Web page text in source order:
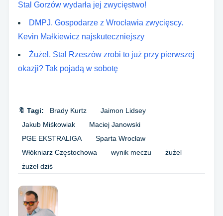
Stal Gorzów wydarła jej zwycięstwo!
DMPJ. Gospodarze z Wrocławia zwycięscy.
Kevin Małkiewicz najskuteczniejszy
Żużel. Stal Rzeszów zrobi to już przy pierwszej
okazji? Tak pojadą w sobotę
🔖 Tagi: Brady Kurtz
Jaimon Lidsey
Jakub Miśkowiak
Maciej Janowski
PGE EKSTRALIGA
Sparta Wrocław
Włókniarz Częstochowa
wynik meczu
żużel
żużel dziś